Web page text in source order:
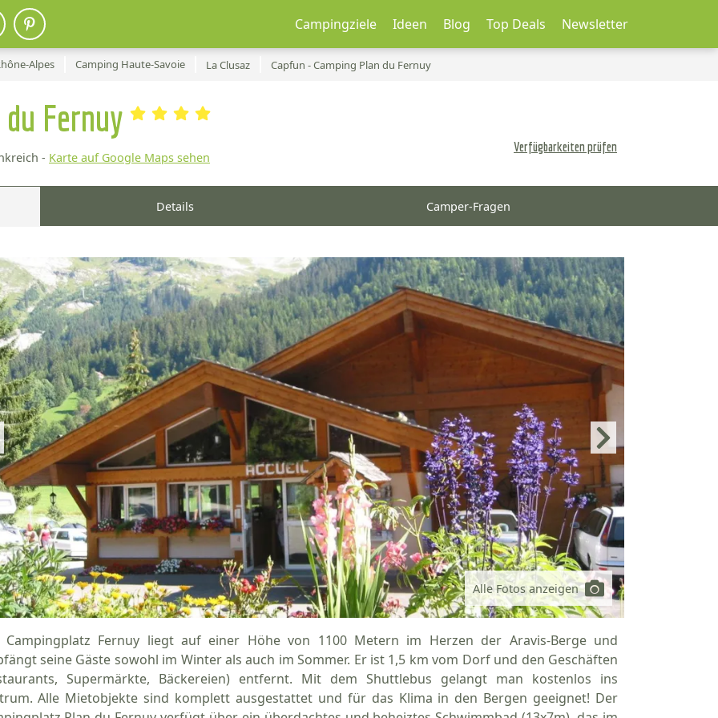
Campingziele Ideen Blog Top Deals Newsletter
Alpes Camping Haute-Savoie La Clusaz Capfun - Camping Plan du Fernuy
Fernuy
- Karte auf Google Maps sehen
Verfügbarkeiten prüfen
Details Camper-Fragen
Alle Fotos anzeigen
Campingplatz Fernuy liegt auf einer Höhe von 1100 Metern im Herzen der Aravis-Berge und
seine Gäste sowohl im Winter als auch im Sommer. Er ist 1,5 km vom Dorf und den Geschäften
Supermärkte, Bäckereien) entfernt. Mit dem Shuttlebus gelangt man kostenlos ins
Alle Mietobjekte sind komplett ausgestattet und für das Klima in den Bergen geeignet! Der